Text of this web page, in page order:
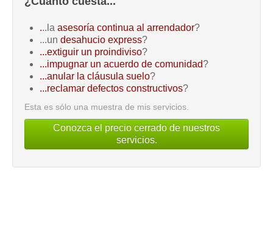
...la asesoría continua al arrendador?
...un desahucio express?
...extiguir un proindiviso?
...impugnar un acuerdo de comunidad?
...anular la cláusula suelo?
...reclamar defectos constructivos?
Esta es sólo una muestra de mis servicios.
Conozca el precio cerrado de nuestros
servicios.